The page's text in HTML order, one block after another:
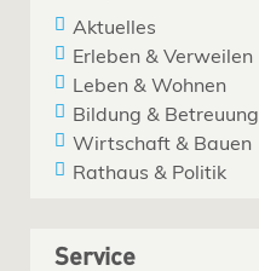
Aktuelles
Erleben & Verweilen
Leben & Wohnen
Bildung & Betreuung
Wirtschaft & Bauen
Rathaus & Politik
Service